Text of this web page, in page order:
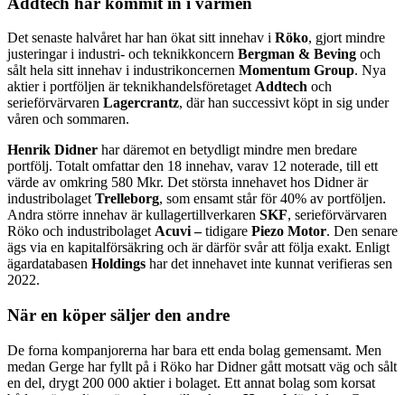
Det senaste halvåret har han ökat sitt innehav i Röko, gjort mindre
justeringar i industri- och teknikkoncern Bergman & Beving och
sålt hela sitt innehav i industrikoncernen Momentum Group. Nya
aktier i portföljen är teknikhandelsföretaget Addtech och
serieförvärvaren Lagercrantz, där han successivt köpt in sig under
våren och sommaren.
Henrik Didner har däremot en betydligt mindre men bredare
portfölj. Totalt omfattar den 18 innehav, varav 12 noterade, till ett
värde av omkring 580 Mkr. Det största innehavet hos Didner är
industribolaget Trelleborg, som ensamt står för 40% av portföljen.
Andra större innehav är kullagertillverkaren SKF, serieförvärvaren
Röko och industribolaget Acuvi –tidigare Piezo Motor. Den senare
ägs via en kapitalförsäkring och är därför svår att följa exakt. Enligt
ägardatabasen Holdings har det innehavet inte kunnat verifieras sen
2022.
När en köper säljer den andre
De forna kompanjorerna har bara ett enda bolag gemensamt. Men
medan Gerge har fyllt på i Röko har Didner gått motsatt väg och sålt
en del, drygt 200 000 aktier i bolaget. Ett annat bolag som korsat